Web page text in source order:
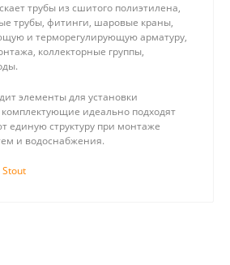
трубы из сшитого полиэтилена,
трубы, фитинги, шаровые краны,
и терморегулирующую арматуру,
коллекторные группы,
элементы для установки
идеально подходят
единую структуру при монтаже
и водоснабжения.